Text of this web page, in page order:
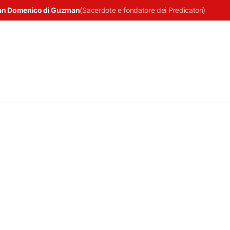
Domenico di Guzman(Sacerdote e fondatore dei Predicatori)